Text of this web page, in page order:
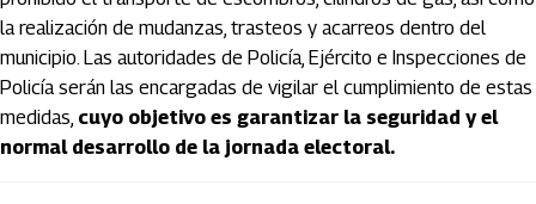
la realización de mudanzas, trasteos y acarreos dentro del
municipio. Las autoridades de Policía, Ejército e Inspecciones de
Policía serán las encargadas de vigilar el cumplimiento de estas
medidas, cuyo objetivo es garantizar la seguridad y el
normal desarrollo de la jornada electoral.